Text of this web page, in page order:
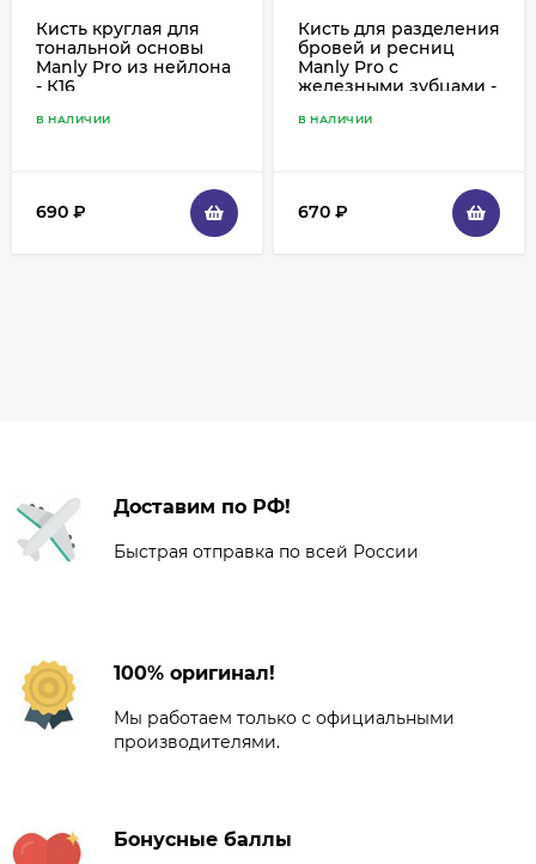
Кисть круглая для
тональной основы
Manly Pro из нейлона
- К16
В НАЛИЧИИ
690 ₽
Кисть для разделения
бровей и ресниц
Manly Pro с
железными зубцами -
В НАЛИЧИИ
670 ₽
Доставим по РФ!
Быстрая отправка по всей России
100% оригинал!
Мы работаем только с официальными
производителями.
Бонусные баллы